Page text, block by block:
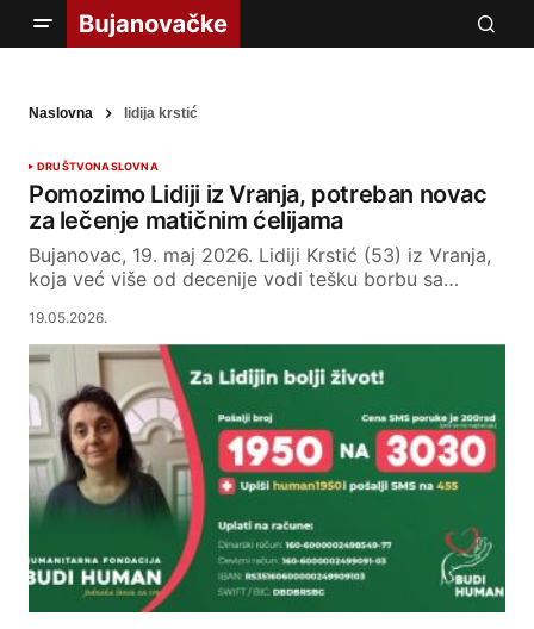
Naslovna lidija krstić
DRUŠTVONASLOVNA
Pomozimo Lidiji iz Vranja, potreban novac
za lečenje matičnim ćelijama
Bujanovac, 19. maj 2026. Lidiji Krstić (53) iz Vranja,
koja već više od decenije vodi tešku borbu sa…
19.05.2026.